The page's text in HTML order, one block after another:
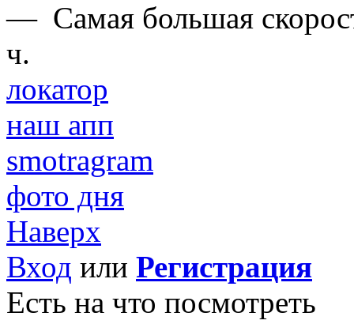
— Самая большая
ч.
локатор
наш апп
smotragram
фото дня
Наверх
Вход или Регистрация
Есть на что посмотреть